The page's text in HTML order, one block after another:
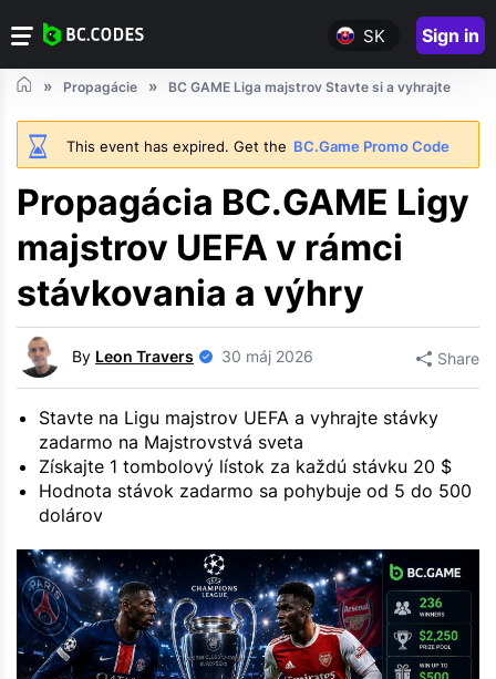
SK Sign in
Propagácie BC GAME Liga majstrov Stavte si a vyhrajte
This event has expired. Get the BC.Game Promo Code
Propagácia BC.GAME Ligy
majstrov UEFA v rámci
stávkovania a výhry
By Leon Travers 30 máj 2026 Share
Stavte na Ligu majstrov UEFA a vyhrajte stávky
zadarmo na Majstrovstvá sveta
Získajte 1 tombolový lístok za každú stávku 20 $
Hodnota stávok zadarmo sa pohybuje od 5 do 500
dolárov